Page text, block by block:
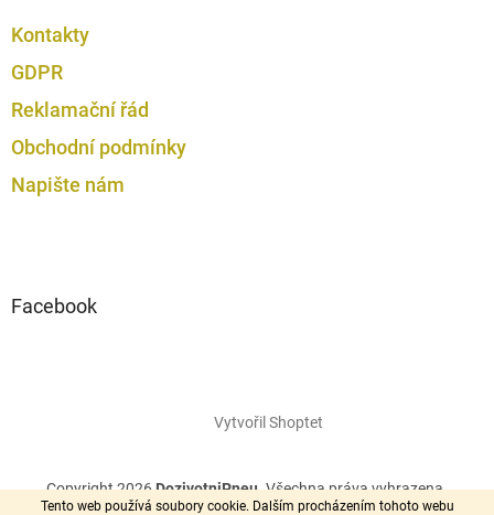
Tento web používá soubory cookie. Dalším procházením tohoto webu
Kontakty
GDPR
Reklamační řád
Obchodní podmínky
Napište nám
Facebook
Vytvořil Shoptet
Copyright 2026DozivotniPneu. Všechna práva vyhrazena.